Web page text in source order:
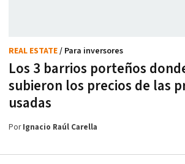
Los 3 barrios porteños
subieron los precios de las
usadas
REAL ESTATE/ Para inversores
PorIgnacio Raúl Carella